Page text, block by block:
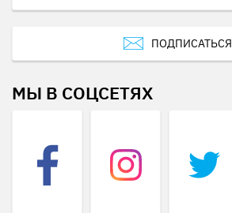
ПОДПИСАТЬСЯ
МЫ В СОЦСЕТЯХ